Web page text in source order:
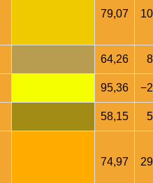
79,07
64,26
95,36
58,15
74,97